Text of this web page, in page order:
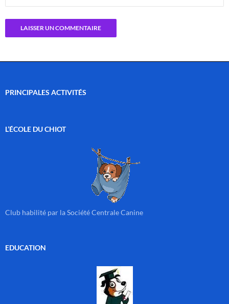
PRINCIPALES ACTIVITÉS
L’ÉCOLE DU CHIOT
Club habilité par la Société Centrale Canine
EDUCATION